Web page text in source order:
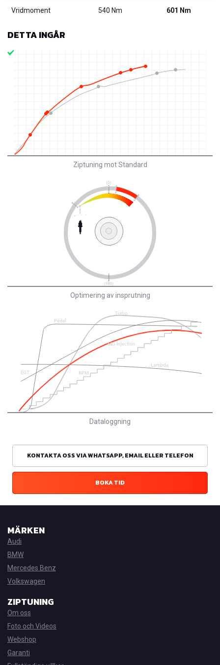
Vridmoment 540 Nm 601 Nm
DETTA INGÅR
Ziptuning mot Standard
Optimering av insprutning
Dataloggning
KONTAKTA OSS VIA WHATSAPP, EMAIL ELLER TELEFON
BOKA TID
MÄRKEN
Audi
BMW
Mercedes Benz
Volkswagen
ZIPTUNING
Om oss
Foto och Videos
Webshop
Garanti